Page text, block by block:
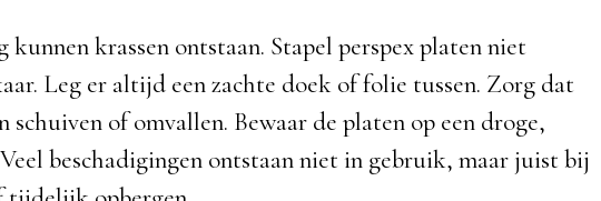
kunnen krassen ontstaan. Stapel perspex platen niet
Leg er altijd een zachte doek of folie tussen. Zorg dat
schuiven of omvallen. Bewaar de platen op een droge,
beschadigingen ontstaan niet in gebruik, maar juist bij